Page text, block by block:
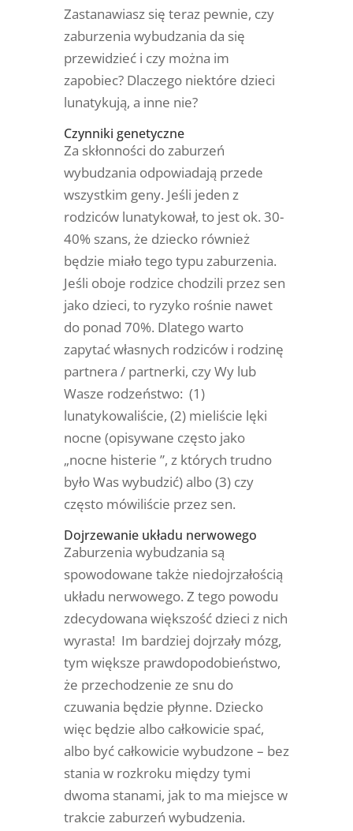
Zastanawiasz się teraz pewnie, czy
zaburzenia wybudzania da się
przewidzieć i czy można im
zapobiec? Dlaczego niektóre dzieci
lunatykują, a inne nie?
Czynniki genetyczne
Za skłonności do zaburzeń
wybudzania odpowiadają przede
wszystkim geny. Jeśli jeden z
rodziców lunatykował, to jest ok. 30-
40% szans, że dziecko również
będzie miało tego typu zaburzenia.
Jeśli oboje rodzice chodzili przez sen
jako dzieci, to ryzyko rośnie nawet
do ponad 70%. Dlatego warto
zapytać własnych rodziców i rodzinę
partnera / partnerki, czy Wy lub
Wasze rodzeństwo: (1)
lunatykowaliście, (2) mieliście lęki
nocne (opisywane często jako
„nocne histerie ”, z których trudno
było Was wybudzić) albo (3) czy
często mówiliście przez sen.
Dojrzewanie układu nerwowego
Zaburzenia wybudzania są
spowodowane także niedojrzałością
układu nerwowego. Z tego powodu
zdecydowana większość dzieci z nich
wyrasta! Im bardziej dojrzały mózg,
tym większe prawdopodobieństwo,
że przechodzenie ze snu do
czuwania będzie płynne. Dziecko
więc będzie albo całkowicie spać,
albo być całkowicie wybudzone – bez
stania w rozkroku między tymi
dwoma stanami, jak to ma miejsce w
trakcie zaburzeń wybudzenia.